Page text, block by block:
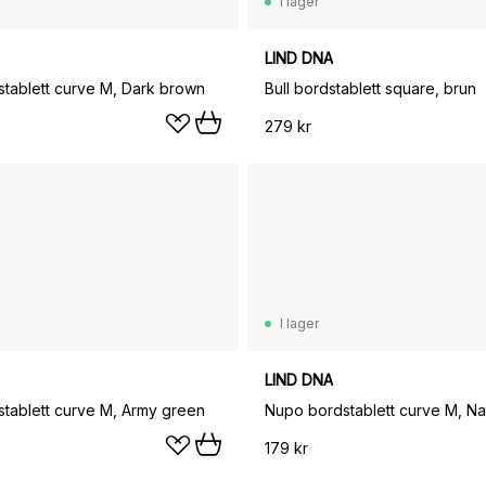
curve M, Dark brown
LIND DNA
Bull bordstablett square, brun
279 kr
curve M, Army green
I lager
LIND DNA
Nupo bordstablett curve M,
179 kr